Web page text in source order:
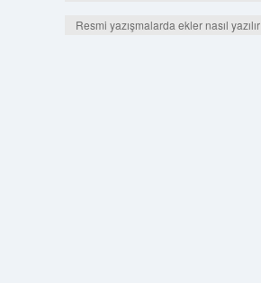
Resmi yazışmalarda ekler nasıl yazılır